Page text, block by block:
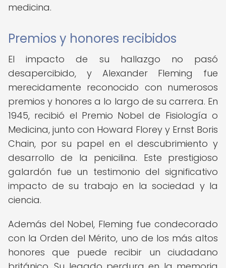
medicina.
Premios y honores recibidos
El impacto de su hallazgo no pasó
desapercibido, y Alexander Fleming fue
merecidamente reconocido con numerosos
premios y honores a lo largo de su carrera. En
1945, recibió el Premio Nobel de Fisiología o
Medicina, junto con Howard Florey y Ernst Boris
Chain, por su papel en el descubrimiento y
desarrollo de la penicilina. Este prestigioso
galardón fue un testimonio del significativo
impacto de su trabajo en la sociedad y la
ciencia.
Además del Nobel, Fleming fue condecorado
con la Orden del Mérito, uno de los más altos
honores que puede recibir un ciudadano